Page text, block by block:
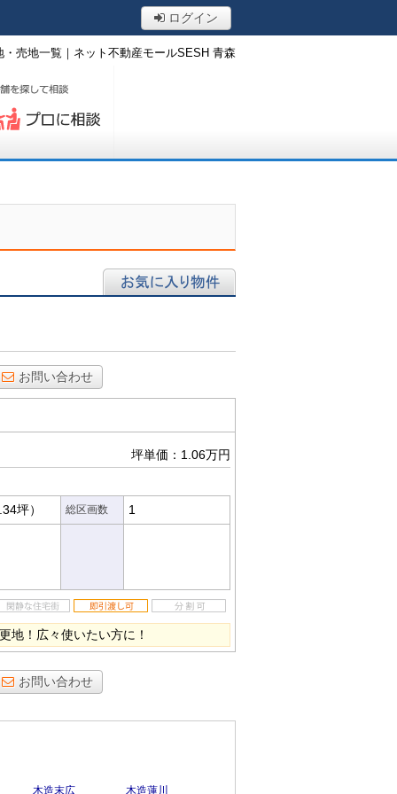
ログイン
売地一覧｜ネット不動産モールSESH 青森
お問い合わせ
坪単価：1.06万円
坪） 総区画数 1
地！広々使いたい方に！
お問い合わせ
木造末広
木造蓮川